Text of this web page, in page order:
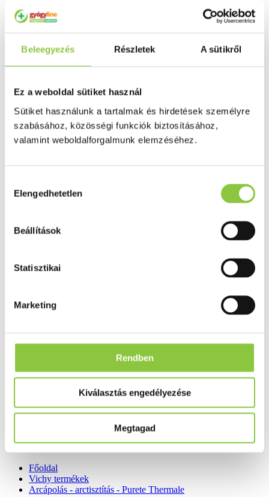
Beleegyezés Részletek A sütikről
Ez a weboldal sütiket használ
Sütiket használunk a tartalmak és hirdetések személyre
szabásához, közösségi funkciók biztosításához,
valamint weboldalforgalmunk elemzéséhez.
kiválasztása
Elengedhetetlen
Beállítások
Statisztikai
Marketing
Rendben
Kiválasztás engedélyezése
Megtagad
Fül
Női problémák
Klimax
Terhességi tesztek
Fogamzásgátlás, síkosítók, potencia
Fertőzések, hüvelyflóra helyreállítás
Szív és érrrendszer
Gyógyteák
Egészség ajándékba
Tápszer
Főoldal
Vichy termékek
Arcápolás - arctisztítás - Purete Thermale